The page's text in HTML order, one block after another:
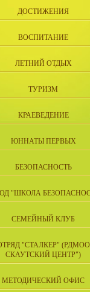
ДОСТИЖЕНИЯ
ВОСПИТАНИЕ
ЛЕТНИЙ ОТДЫХ
ТУРИЗМ
КРАЕВЕДЕНИЕ
ЮННАТЫ ПЕРВЫХ
БЕЗОПАСНОСТЬ
"ШКОЛА
СЕМЕЙНЫЙ КЛУБ
"СТАЛКЕР"
СКАУТСКИЙ ЦЕНТР")
МЕТОДИЧЕСКИЙ ОФИС